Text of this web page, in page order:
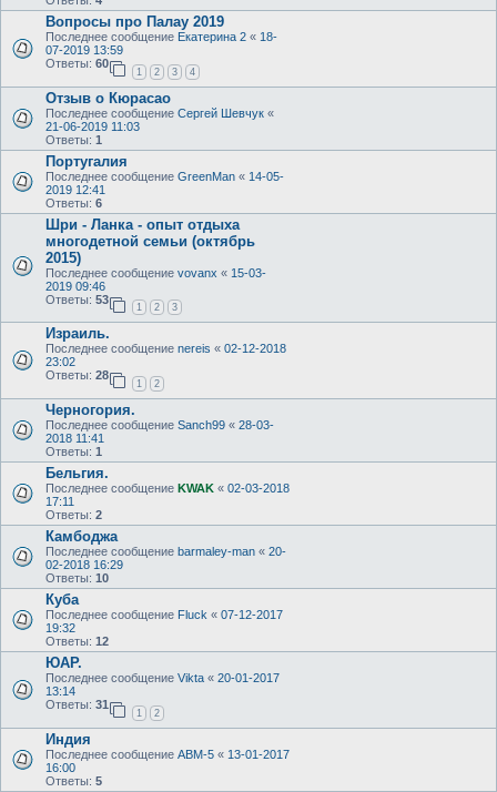
Вопросы про Палау 2019
Последнее сообщение Екатерина 2 « 18-
07-2019 13:59
Ответы: 60
1 2 3 4
Отзыв о Кюрасао
Последнее сообщение Сергей Шевчук «
21-06-2019 11:03
Ответы: 1
Португалия
Последнее сообщение GreenMan « 14-05-
2019 12:41
Ответы: 6
Шри - Ланка - опыт отдыха
многодетной семьи (октябрь
2015)
Последнее сообщение vovanx « 15-03-
2019 09:46
Ответы: 53
1 2 3
Израиль.
Последнее сообщение nereis « 02-12-2018
23:02
Ответы: 28
1 2
Черногория.
Последнее сообщение Sanch99 « 28-03-
2018 11:41
Ответы: 1
Бельгия.
Последнее сообщение KWAK « 02-03-2018
17:11
Ответы: 2
Камбоджа
Последнее сообщение barmaley-man « 20-
02-2018 16:29
Ответы: 10
Куба
Последнее сообщение Fluck « 07-12-2017
19:32
Ответы: 12
ЮАР.
Последнее сообщение Vikta « 20-01-2017
13:14
Ответы: 31
1 2
Индия
Последнее сообщение АВМ-5 « 13-01-2017
16:00
Ответы: 5